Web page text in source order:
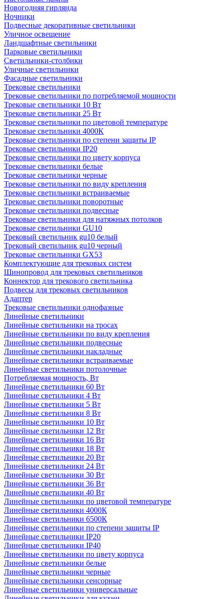
Новогодняя гирлянда
Ночники
Подвесные декоративные светильники
Уличное освещение
Ландшафтные светильники
Парковые светильники
Светильники-столбики
Уличные светильники
Фасадные светильники
Трековые светильники
Трековые светильники по потребляемой мощности
Трековые светильники 10 Вт
Трековые светильники 25 Вт
Трековые светильники по цветовой температуре
Трековые светильники 4000К
Трековые светильники по степени защиты IP
Трековые светильники IP20
Трековые светильники по цвету корпуса
Трековые светильники белые
Трековые светильники черные
Трековые светильники по виду крепления
Трековые светильники встраиваемые
Трековые светильники поворотные
Трековые светильники подвесные
Трековые светильники для натяжных потолков
Трековые светильники GU10
Трековый светильник gu10 белый
Трековый светильник gu10 черный
Трековые светильники GX53
Комплектующие для трековых систем
Шинопровод для трековых светильников
Коннектор для трекового светильника
Подвесы для трековых светильников
Адаптер
Трековые светильники однофазные
Линейные светильники
Линейные светильники на тросах
Линейные светильники по виду крепления
Линейные светильники подвесные
Линейные светильники накладные
Линейные светильники встраиваемые
Линейные светильники потолочные
Потребляемая мощность, Вт
Линейные светильники 60 Вт
Линейные светильники 4 Вт
Линейные светильники 5 Вт
Линейные светильники 8 Вт
Линейные светильники 10 Вт
Линейные светильники 12 Вт
Линейные светильники 16 Вт
Линейные светильники 18 Вт
Линейные светильники 20 Вт
Линейные светильники 24 Вт
Линейные светильники 30 Вт
Линейные светильники 36 Вт
Линейные светильники 40 Вт
Линейные светильники по цветовой температуре
Линейные светильники 4000К
Линейные светильники 6500К
Линейные светильники по степени защиты IP
Линейные светильники IP20
Линейные светильники IP40
Линейные светильники по цвету корпуса
Линейные светильники белые
Линейные светильники черные
Линейные светильники сенсорные
Линейные светильники универсальные